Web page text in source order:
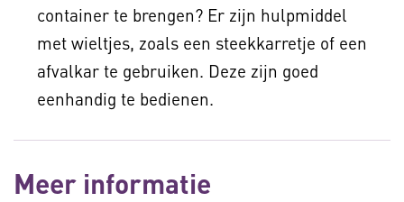
container te brengen? Er zijn hulpmiddel
met wieltjes, zoals een steekkarretje of een
afvalkar te gebruiken. Deze zijn goed
eenhandig te bedienen.
Meer informatie